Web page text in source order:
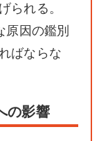
られる。
原因の鑑別
ばならな
の影響